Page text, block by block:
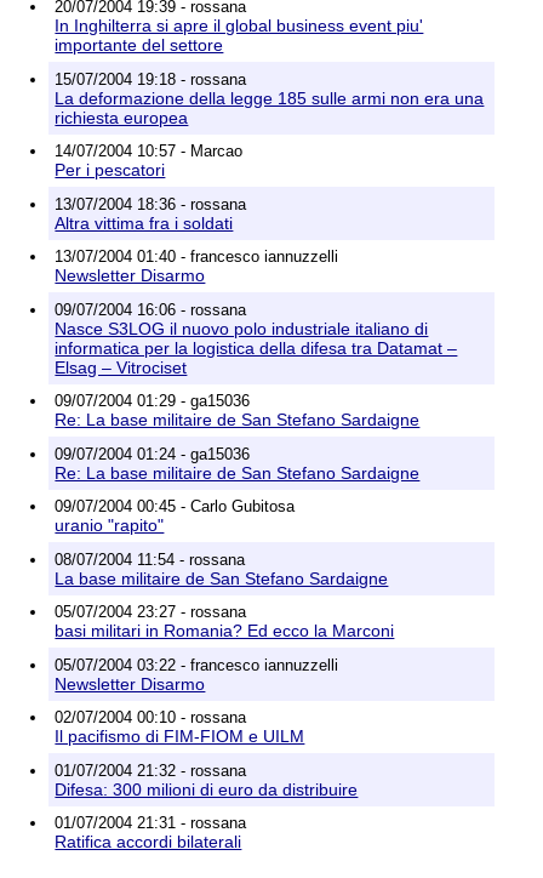
20/07/2004 19:39 - rossana
In Inghilterra si apre il global business event piu'
importante del settore
15/07/2004 19:18 - rossana
La deformazione della legge 185 sulle armi non era una
richiesta europea
14/07/2004 10:57 - Marcao
Per i pescatori
13/07/2004 18:36 - rossana
Altra vittima fra i soldati
13/07/2004 01:40 - francesco iannuzzelli
Newsletter Disarmo
09/07/2004 16:06 - rossana
Nasce S3LOG il nuovo polo industriale italiano di
informatica per la logistica della difesa tra Datamat –
Elsag – Vitrociset
09/07/2004 01:29 - ga15036
Re: La base militaire de San Stefano Sardaigne
09/07/2004 01:24 - ga15036
Re: La base militaire de San Stefano Sardaigne
09/07/2004 00:45 - Carlo Gubitosa
uranio "rapito"
08/07/2004 11:54 - rossana
La base militaire de San Stefano Sardaigne
05/07/2004 23:27 - rossana
basi militari in Romania? Ed ecco la Marconi
05/07/2004 03:22 - francesco iannuzzelli
Newsletter Disarmo
02/07/2004 00:10 - rossana
Il pacifismo di FIM-FIOM e UILM
01/07/2004 21:32 - rossana
Difesa: 300 milioni di euro da distribuire
01/07/2004 21:31 - rossana
Ratifica accordi bilaterali